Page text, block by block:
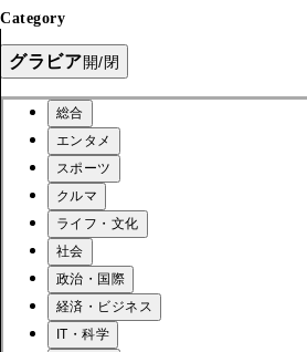
Category
グラビア開/閉
総合
エンタメ
スポーツ
クルマ
ライフ・文化
社会
政治・国際
経済・ビジネス
IT・科学